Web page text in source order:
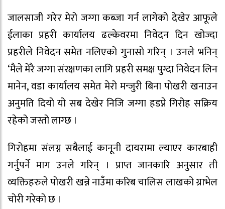
जालसाजी गरेर मेरो जग्गा कब्जा गर्न लागेको देखेर आफूले
ईलाका प्रहरी कार्यालय ढल्केवरमा निवेदन दिन खोज्दा
प्रहरीले निवेदन समेत नलिएको गुनासो गरिन् । उनले भनिन्
‘मैले मेरै जग्गा संरक्षणका लागि प्रहरी समक्ष पुग्दा निवेदन लिन
मानेन, वडा कार्यालय समेत मेरो मन्जुरी बिना पोखरी खनाउन
अनुमति दियो यो सब देखेर निजि जग्गा हडप्ने गिरोह सक्रिय
रहेको जस्तो लाग्छ ।
गिरोहमा संलग्न सबैलाई कानूनी दायरामा ल्याएर कारबाही
गर्नुपर्ने माग उनले गरिन् । प्राप्त जानकारि अनुसार ती
व्यक्तिहरुले पोखरी खन्ने नाउँमा करिब चालिस लाखको ग्राभेल
चोरी गरेको छ ।